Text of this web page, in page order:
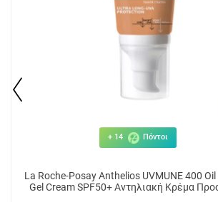
+ 14 Πόντοι
La Roche-Posay Anthelios UVMUNE 400 Oil
Gel Cream SPF50+ Αντηλιακή Κρέμα